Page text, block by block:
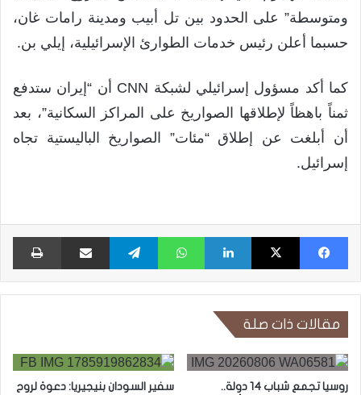
ومتوسطة” على الحدود بين تل أبيب ومدينة رامات غان،
حسبما أعلن رئيس خدمات الطوارئ الإسرائيلية، إيلي بن.
كما أكد مسؤول إسرائيلي لشبكة CNN أن “إيران ستدفع
ثمناً باهظاً لإطلاقها الصواريخ على المراكز السكانية”، بعد
أن أبلغت عن إطلاق “مئات” الصواريخ الباليستية تجاه
إسرائيل.
فيسبوك X لينكدإن واتساب تيلقرام مشاركة عبر البريد
مقالات ذات صلة
روسيا تجمع شباب 14 دولة..
سفير السودان بنيجيريا: دعوة لروح